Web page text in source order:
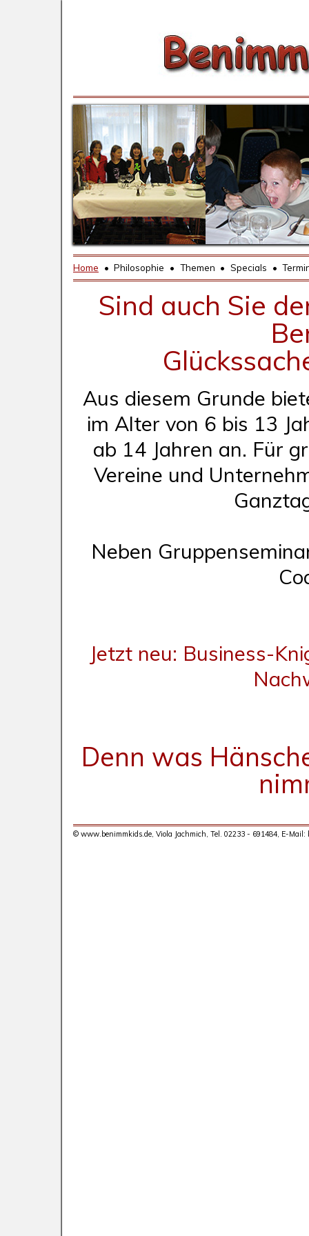
Home • Philosophie • Themen • Specials •
Sind auch Sie
Aus diesem Grunde
im Alter von 6 bis 13
ab 14 Jahren an. Für
Vereine und
Neben
Jetzt neu: Business-
Denn was
© www.benimmkids.de, Viola Jachmich, Tel. 02233 - 691484, E-Mail: